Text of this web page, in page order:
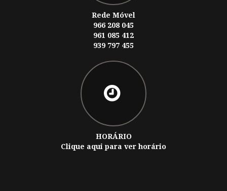
Rede Móvel
966 208 045
961 085 412
939 797 455
HORÁRIO
Clique aqui para ver horário